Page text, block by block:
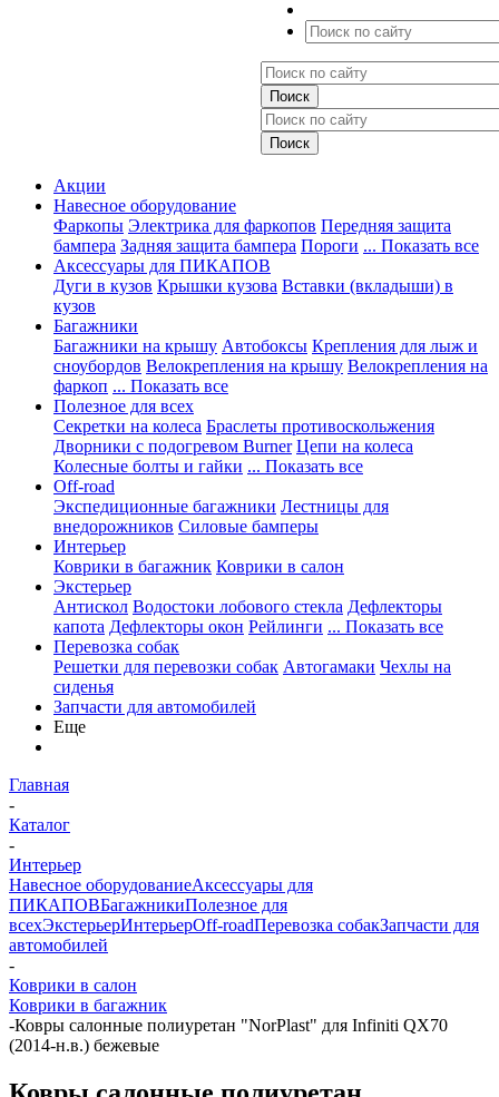
Акции
Навесное оборудование
Фаркопы Электрика для фаркопов Передняя защита
бампера Задняя защита бампера Пороги ... Показать все
Аксессуары для ПИКАПОВ
Дуги в кузов Крышки кузова Вставки (вкладыши) в
кузов
Багажники
Багажники на крышу Автобоксы Крепления для лыж и
сноубордов Велокрепления на крышу Велокрепления на
фаркоп ... Показать все
Полезное для всех
Секретки на колеса Браслеты противоскольжения
Дворники с подогревом Burner Цепи на колеса
Колесные болты и гайки ... Показать все
Off-road
Экспедиционные багажники Лестницы для
внедорожников Силовые бамперы
Интерьер
Коврики в багажник Коврики в салон
Экстерьер
Антискол Водостоки лобового стекла Дефлекторы
капота Дефлекторы окон Рейлинги ... Показать все
Перевозка собак
Решетки для перевозки собак Автогамаки Чехлы на
сиденья
Запчасти для автомобилей
Еще
Главная
-
Каталог
-
Интерьер
Навесное оборудованиеАксессуары для
ПИКАПОВБагажникиПолезное для
всехЭкстерьерИнтерьерOff-roadПеревозка собакЗапчасти для
автомобилей
-
Коврики в салон
Коврики в багажник
-Ковры салонные полиуретан "NorPlast" для Infiniti QX70
(2014-н.в.) бежевые